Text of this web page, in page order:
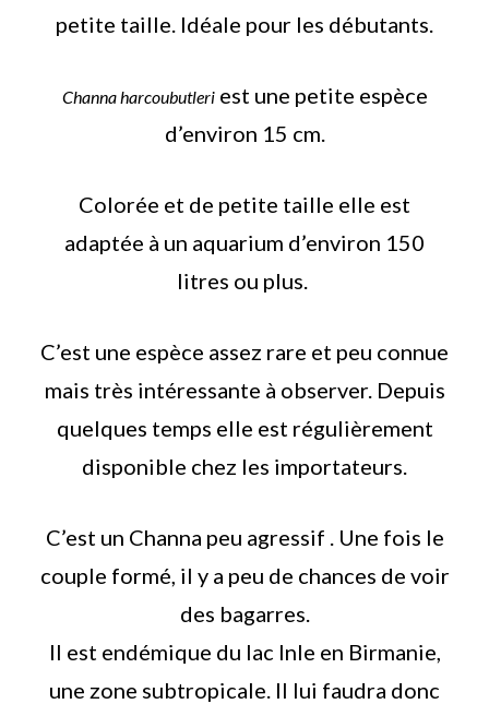
petite taille. Idéale pour les débutants.
Channa harcoubutleriest une petite espèce
d’environ 15 cm.
Colorée et de petite taille elle est
adaptée à un aquarium d’environ 150
litres ou plus.
C’est une espèce assez rare et peu connue
mais très intéressante à observer. Depuis
quelques temps elle est régulièrement
disponible chez les importateurs.
C’est un Channa peu agressif . Une fois le
couple formé, il y a peu de chances de voir
des bagarres.
Il est endémique du lac Inle en Birmanie,
une zone subtropicale. Il lui faudra donc